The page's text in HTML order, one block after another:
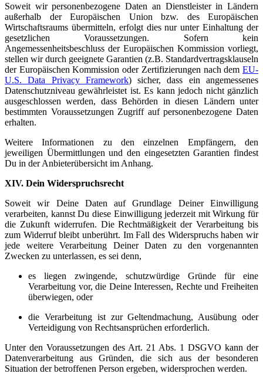
Soweit wir personenbezogene Daten an Dienstleister in Ländern
außerhalb der Europäischen Union bzw. des Europäischen
Wirtschaftsraums übermitteln, erfolgt dies nur unter Einhaltung der
gesetzlichen Voraussetzungen. Sofern kein
Angemessenheitsbeschluss der Europäischen Kommission vorliegt,
stellen wir durch geeignete Garantien (z.B. Standardvertragsklauseln
der Europäischen Kommission oder Zertifizierungen nach dem EU-
U.S. Data Privacy Framework) sicher, dass ein angemessenes
Datenschutzniveau gewährleistet ist. Es kann jedoch nicht gänzlich
ausgeschlossen werden, dass Behörden in diesen Ländern unter
bestimmten Voraussetzungen Zugriff auf personenbezogene Daten
erhalten.
Weitere Informationen zu den einzelnen Empfängern, den
jeweiligen Übermittlungen und den eingesetzten Garantien findest
Du in der Anbieterübersicht im Anhang.
XIV. Dein Widerspruchsrecht
Soweit wir Deine Daten auf Grundlage Deiner Einwilligung
verarbeiten, kannst Du diese Einwilligung jederzeit mit Wirkung für
die Zukunft widerrufen. Die Rechtmäßigkeit der Verarbeitung bis
zum Widerruf bleibt unberührt. Im Fall des Widerspruchs haben wir
jede weitere Verarbeitung Deiner Daten zu den vorgenannten
Zwecken zu unterlassen, es sei denn,
es liegen zwingende, schutzwürdige Gründe für eine
Verarbeitung vor, die Deine Interessen, Rechte und Freiheiten
überwiegen, oder
die Verarbeitung ist zur Geltendmachung, Ausübung oder
Verteidigung von Rechtsansprüchen erforderlich.
Unter den Voraussetzungen des Art. 21 Abs. 1 DSGVO kann der
Datenverarbeitung aus Gründen, die sich aus der besonderen
Situation der betroffenen Person ergeben, widersprochen werden.